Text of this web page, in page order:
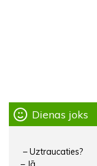
Dienas joks
– Uztraucaties?